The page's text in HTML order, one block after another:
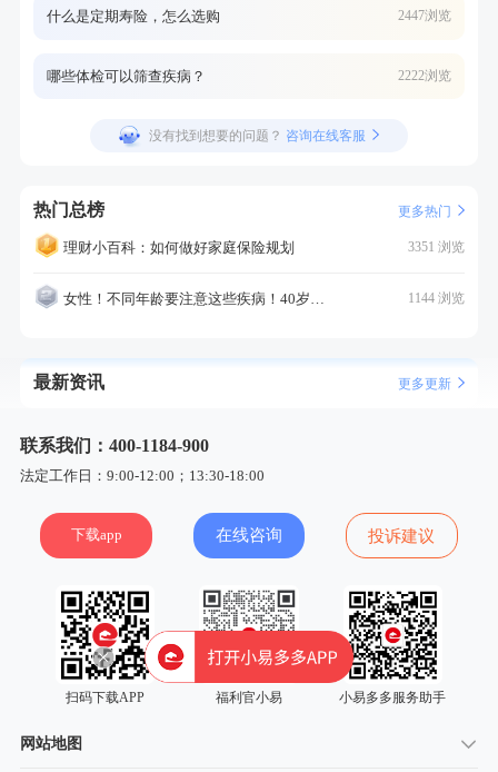
什么是定期寿险，怎么选购 2447浏览
哪些体检可以筛查疾病？ 2222浏览
没有找到想要的问题？ 咨询在线客服
热门总榜 更多热门
理财小百科：如何做好家庭保险规划 3351 浏览
女性！不同年龄要注意这些疾病！40岁的这个疾病最需要注意！ 1144 浏览
最新资讯 更多更新
联系我们：400-1184-900
法定工作日：9:00-12:00；13:30-18:00
下载app 在线咨询 投诉建议
扫码下载APP 福利官小易 小易多多服务助手
网站地图